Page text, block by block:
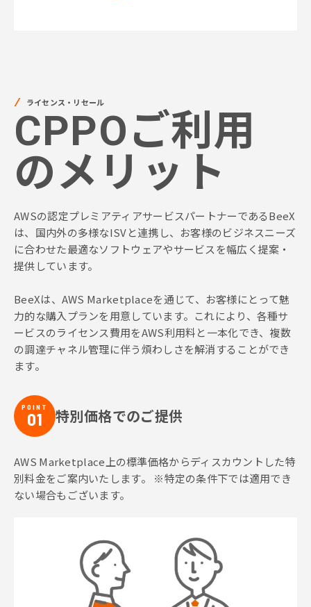
ライセンス・リセール
CPPOご利用
のメリット
AWSの認定プレミアティアサービスパートナーであるBeeX
は、国内外の多様なISVと連携し、お客様のビジネスニーズ
に合わせた最適なソフトウェアやサービスを幅広く提案・
提供しています。
BeeXは、AWS Marketplaceを通じて、お客様にとって魅
力的な購入プランを用意しています。これにより、各種サ
ービスのライセンス費用をAWS利用料と一本化でき、複数
の調達チャネル管理に伴う煩わしさを解消することができ
ます。
POINT
01 特別価格でのご提供
AWS Marketplace上の標準価格からディスカウントした特
別料金をご案内いたします。 ※特定の条件下では適用でき
ない場合もございます。